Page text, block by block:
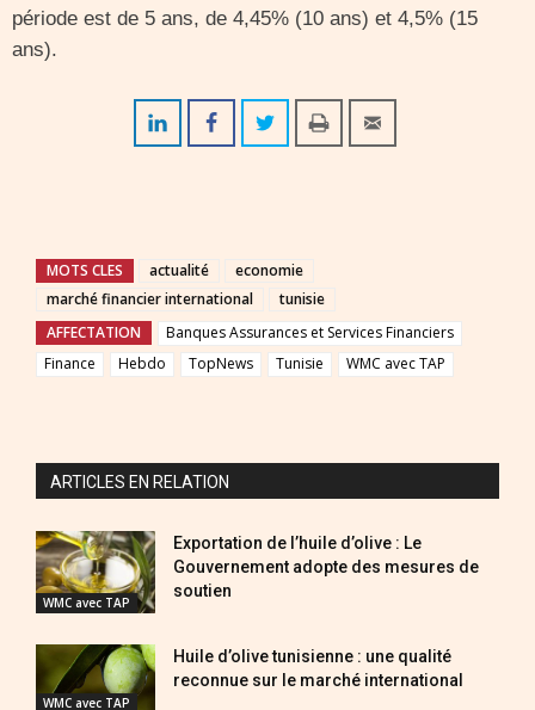
période est de 5 ans, de 4,45% (10 ans) et 4,5% (15
ans).
MOTS CLES actualité
economie
marché financier international
tunisie
AFFECTATION
Banques Assurances et Services Financiers
Finance
Hebdo TopNews Tunisie WMC avec TAP
ARTICLES EN RELATION
WMC avec TAP
Exportation de l’huile d’olive : Le
Gouvernement adopte des mesures de
soutien
WMC avec TAP
Huile d’olive tunisienne : une qualité
reconnue sur le marché international